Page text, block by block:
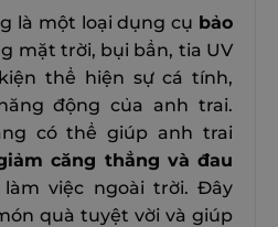
là một loại dụng cụ bảo
mặt trời, bụi bẩn, tia UV
thể hiện sự cá tính,
động của anh trai.
có thể giúp anh trai
căng thẳng và đau
việc ngoài trời. Đây
quà tuyệt vời và giúp